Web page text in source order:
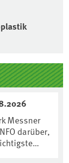
Messner
darüber,